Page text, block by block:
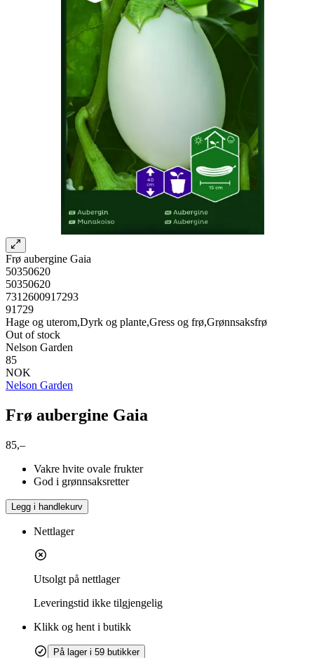
Frø aubergine Gaia
50350620
50350620
7312600917293
91729
Hage og uterom,Dyrk og plante,Gress og frø,Grønnsaksfrø
Out of stock
Nelson Garden
85
NOK
Nelson Garden
Frø aubergine Gaia
85,–
Vakre hvite ovale frukter
God i grønnsaksretter
Legg i handlekurv
Nettlager
Utsolgt på nettlager
Leveringstid ikke tilgjengelig
Klikk og hent i butikk
På lager i 59 butikker